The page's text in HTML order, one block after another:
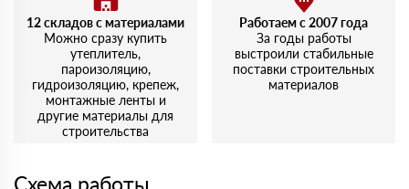
12 складов с материалами
Можно сразу купить
утеплитель,
пароизоляцию,
гидроизоляцию, крепеж,
монтажные ленты и
другие материалы для
строительства
Работаем с 2007 года
За годы работы
выстроили стабильные
поставки строительных
материалов
Схема работы